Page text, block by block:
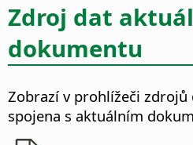
Zdroj dat
dokumentu
Zobrazí v prohlížeči
spojena s aktuálním